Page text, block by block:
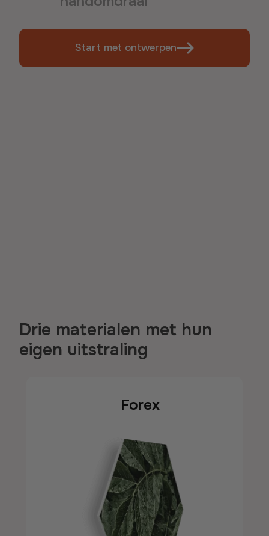
Start met ontwerpen
Drie materialen met hun
eigen uitstraling
Forex
Forex